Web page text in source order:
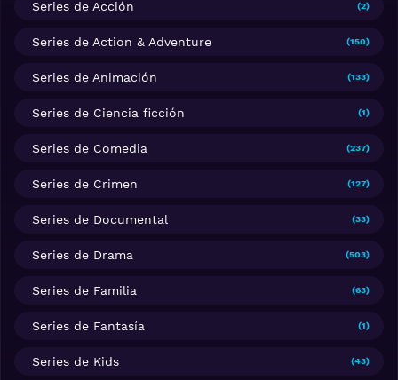
Series de Acción (2)
Series de Action & Adventure (150)
Series de Animación (133)
Series de Ciencia ficción (1)
Series de Comedia (237)
Series de Crimen (127)
Series de Documental (33)
Series de Drama (503)
Series de Familia (63)
Series de Fantasía (1)
Series de Kids (43)